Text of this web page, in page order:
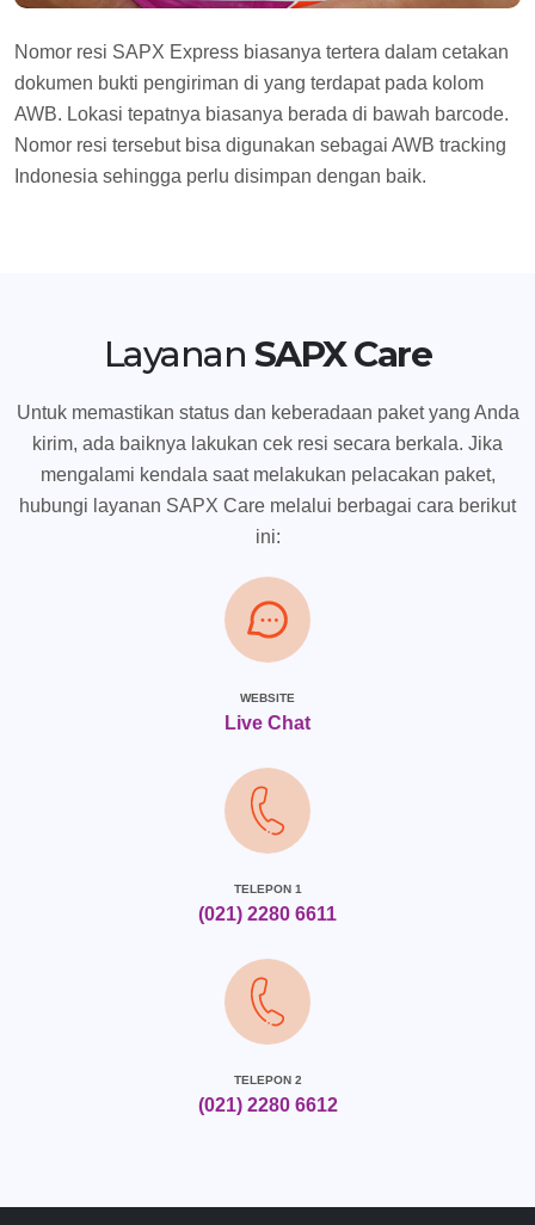
Nomor resi SAPX Express biasanya tertera dalam cetakan
dokumen bukti pengiriman di yang terdapat pada kolom
AWB. Lokasi tepatnya biasanya berada di bawah barcode.
Nomor resi tersebut bisa digunakan sebagai AWB tracking
Indonesia sehingga perlu disimpan dengan baik.
Layanan SAPX Care
Untuk memastikan status dan keberadaan paket yang Anda
kirim, ada baiknya lakukan cek resi secara berkala. Jika
mengalami kendala saat melakukan pelacakan paket,
hubungi layanan SAPX Care melalui berbagai cara berikut
ini:
WEBSITE
Live Chat
TELEPON 1
(021) 2280 6611
TELEPON 2
(021) 2280 6612